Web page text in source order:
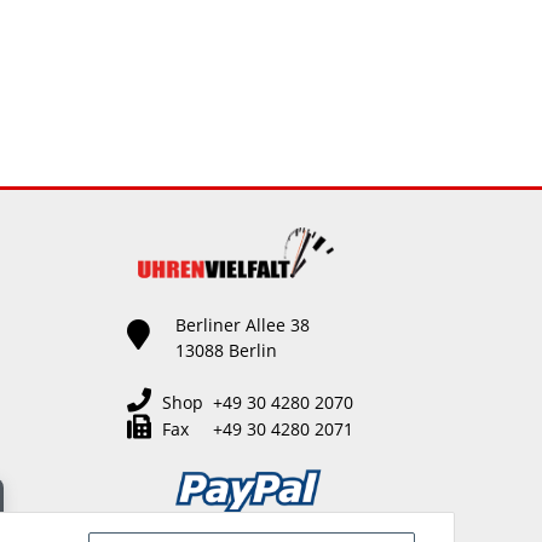
Berliner Allee 38
13088 Berlin
Shop +49 30 4280 2070
Fax +49 30 4280 2071